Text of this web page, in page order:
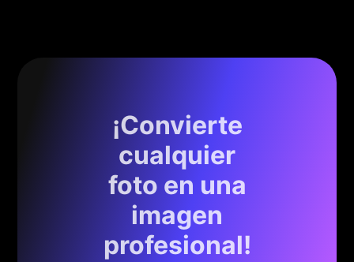
¡Convierte
cualquier
foto en una
imagen
profesional!